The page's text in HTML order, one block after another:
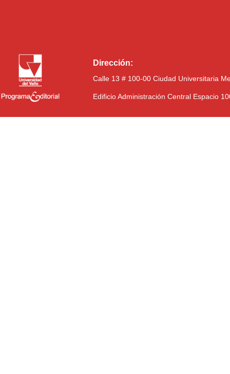
Dirección:
Calle 13 # 100-00 Ciudad Universitaria
Edificio Administración Central Espacio